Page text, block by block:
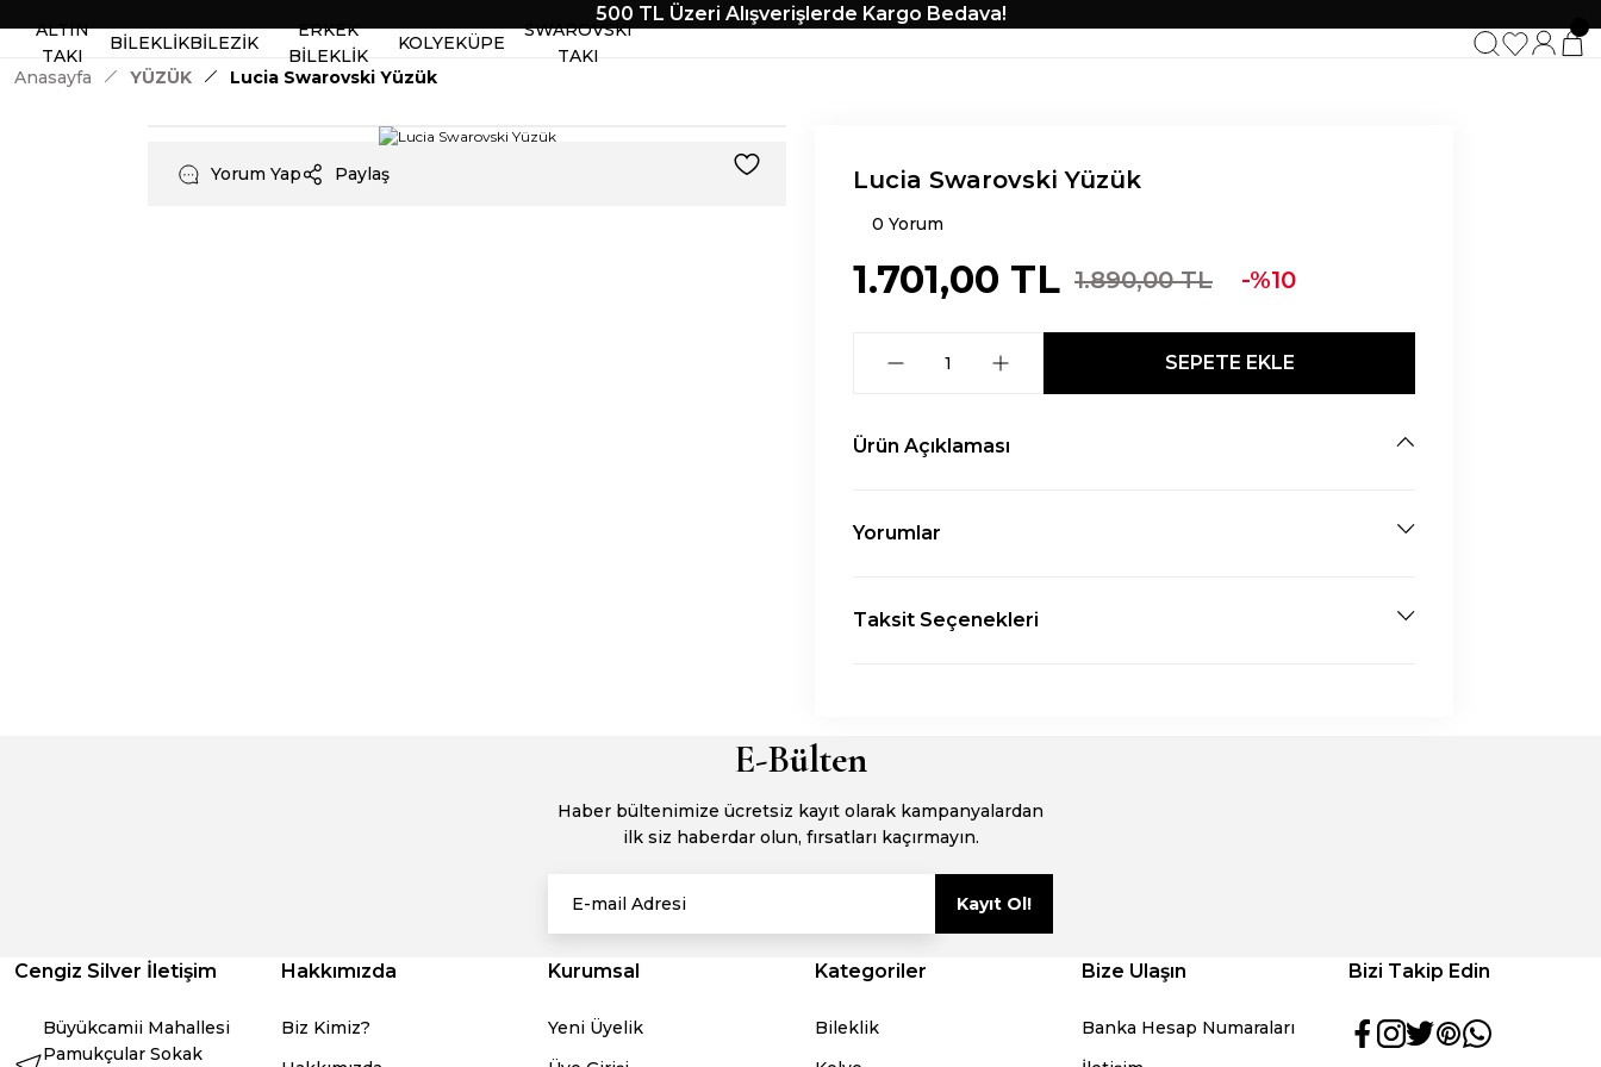
500 TL Üzeri Alışverişlerde Kargo Bedava!
ALTIN
TAKI
BİLEKLİKBİLEZİK
ERKEK
BİLEKLİK
KOLYEKÜPE
SWAROVSKI
TAKI
Anasayfa
YÜZÜK Lucia Swarovski Yüzük
Yorum Yap Paylaş Lucia Swarovski Yüzük
0 Yorum
1.701,00 TL 1.890,00 TL -%10
SEPETE EKLE
Ürün Açıklaması
Yorumlar
Taksit Seçenekleri
E-Bülten
Haber bültenimize ücretsiz kayıt olarak kampanyalardan
ilk siz haberdar olun, fırsatları kaçırmayın.
Kayıt Ol!
Cengiz Silver İletişim
Büyükcamii Mahallesi
Pamukçular Sokak
Hakkımızda
Biz Kimiz?
Kurumsal
Yeni Üyelik
Kategoriler
Bileklik
Bize Ulaşın
Banka Hesap Numaraları
Bizi Takip Edin